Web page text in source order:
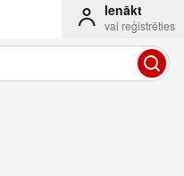
Ienākt
vai reģistrēties